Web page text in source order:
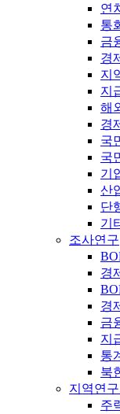
연
통
금
경
지
지
해
경
국
국
기
산
단
기
조사연구
경
경
금
지
통
북
지역연
주